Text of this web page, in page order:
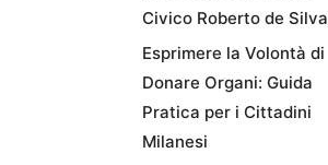
Civico Roberto de Silva
Esprimere la Volontà di
Donare Organi: Guida
Pratica per i Cittadini
Milanesi